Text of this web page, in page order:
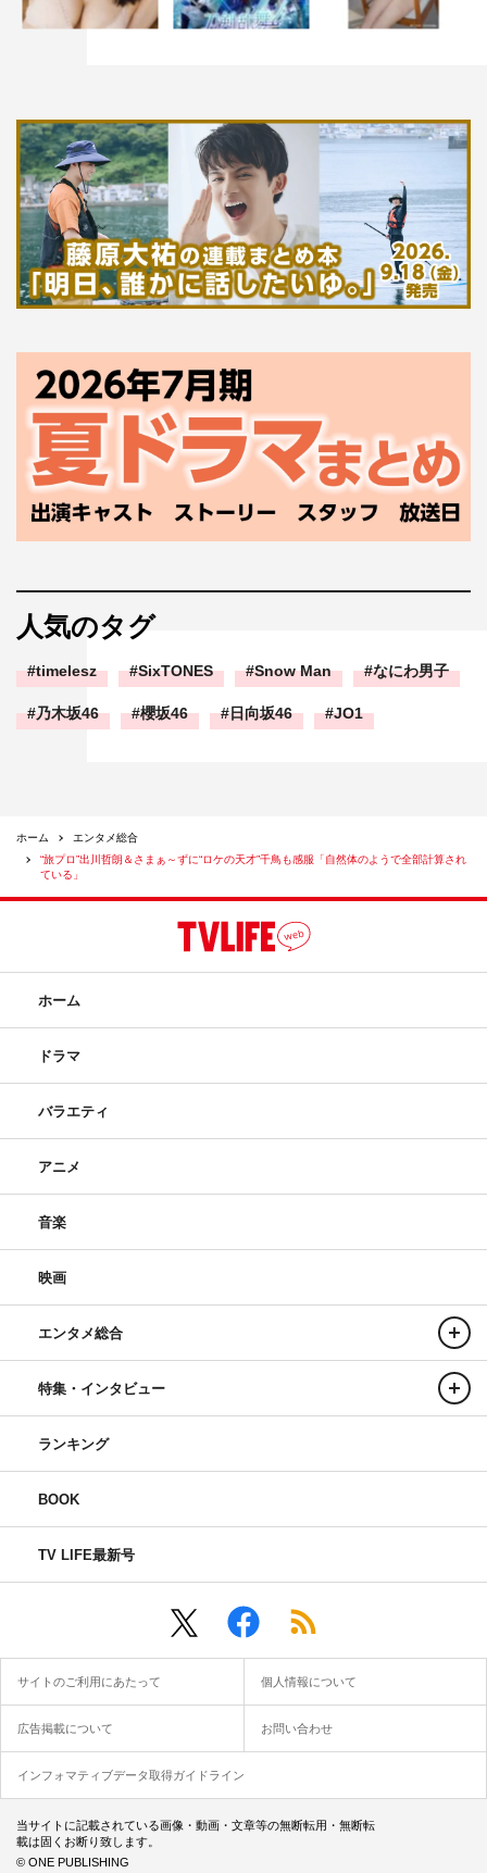
人気のタグ
timelesz SixTONES Snow Man なにわ男子
乃木坂46 櫻坂46 日向坂46 JO1
ホーム
エンタメ総合
“旅プロ”出川哲朗＆さまぁ～ずに“ロケの天才”千鳥も感服「自然体のようで全部計算され
ている」
ホーム
ドラマ
バラエティ
アニメ
音楽
映画
エンタメ総合
特集・インタビュー
ランキング
BOOK
TV LIFE最新号
サイトのご利用にあたって 個人情報について
広告掲載について お問い合わせ
インフォマティブデータ取得ガイドライン
当サイトに記載されている画像・動画・文章等の無断転用・無断転
載は固くお断り致します。
© ONE PUBLISHING